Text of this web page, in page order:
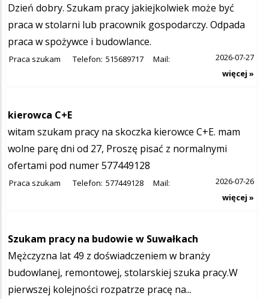
Dzień dobry. Szukam pracy jakiejkolwiek może być
praca w stolarni lub pracownik gospodarczy. Odpada
praca w spożywce i budowlance.
Praca szukam Telefon: 515689717 Mail:
2026-07-27
więcej »
kierowca C+E
witam szukam pracy na skoczka kierowce C+E. mam
wolne parę dni od 27, Proszę pisać z normalnymi
ofertami pod numer 577449128
Praca szukam Telefon: 577449128 Mail:
2026-07-26
więcej »
Szukam pracy na budowie w Suwałkach
Mężczyzna lat 49 z doświadczeniem w branży
budowlanej, remontowej, stolarskiej szuka pracy.W
pierwszej kolejności rozpatrze pracę na...